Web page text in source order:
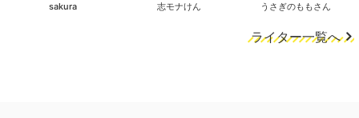
sakura 志モナけん うさぎのももさん
ライター一覧へ